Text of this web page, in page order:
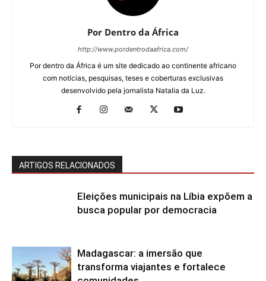
Por Dentro da África
http://www.pordentrodaafrica.com/
Por dentro da África é um site dedicado ao continente africano
com notícias, pesquisas, teses e coberturas exclusivas
desenvolvido pela jornalista Natalia da Luz.
ARTIGOS RELACIONADOS
Eleições municipais na Líbia expõem a
busca popular por democracia
Madagascar: a imersão que
transforma viajantes e fortalece